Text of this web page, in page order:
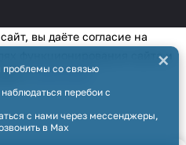
со связью
перебои с
с нами через мессенджеры,
в Max
×
вы даёте согласие на
функционирования сайта и
сполитикой